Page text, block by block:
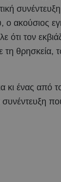
ο ακούσιος
ότι τον
θρησκεία,
ένας από
συνέντευξη